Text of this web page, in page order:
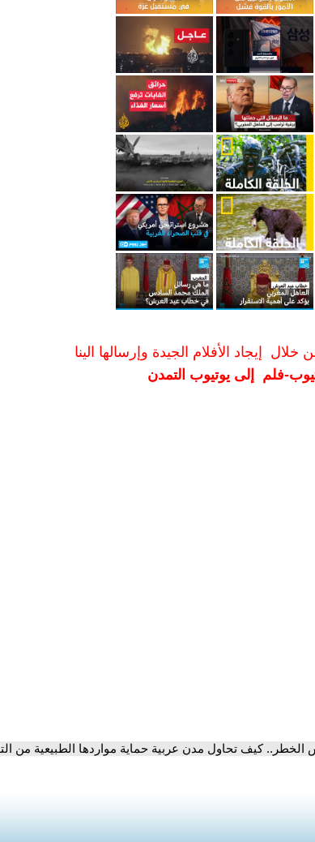
إيجاد الأفلام الجيدة وإرسالها الينا
فلم إلى يوتيوب التمدن
الخطر.. كيف تحاول مدن عربية حماية مواردها الطبيعية من